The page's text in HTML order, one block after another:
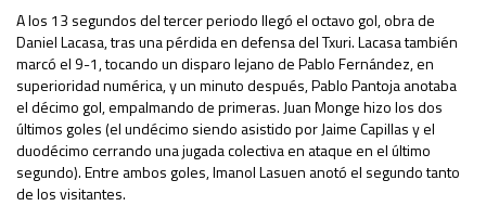
A los 13 segundos del tercer periodo llegó el octavo gol, obra de
Daniel Lacasa, tras una pérdida en defensa del Txuri. Lacasa también
marcó el 9-1, tocando un disparo lejano de Pablo Fernández, en
superioridad numérica, y un minuto después, Pablo Pantoja anotaba
el décimo gol, empalmando de primeras. Juan Monge hizo los dos
últimos goles (el undécimo siendo asistido por Jaime Capillas y el
duodécimo cerrando una jugada colectiva en ataque en el último
segundo). Entre ambos goles, Imanol Lasuen anotó el segundo tanto
de los visitantes.